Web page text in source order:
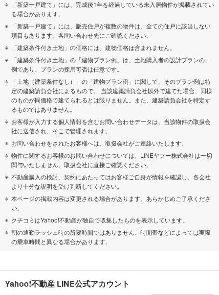
「新築一戸建て」には、完成後1年を経過している未入居物件が掲載されてい
る場合があります。
「新築一戸建て」には、販売住戸が複数の物件は、全ての住戸に該当しない
項目もあります。各問い合わせ先にご確認ください。
「建築条件付き土地」の価格には、建物価格は含まれません。
「建築条件付き土地」の「建物プラン例」は、土地購入者の設計プランの一
例であり、プランの採用可否は任意です。
「土地（建築条件なし）」の「建物プラン例」に関して、そのプラン例は特
定の建築請負会社によるもので、 当該建築請負会社以外で建てた場合、同様
のものが同価格で建てられるとは限りません。また、建築請負会社を特定す
るものではありません。
お客様が入力する個人情報を含むお問い合わせデータは、当該物件の取扱会
社に送信され、そこで管理されます。
お問い合わせをされたお客様へは、取扱会社がご連絡いたします。
物件に関するお客様のお問い合わせについては、LINEヤフー株式会社は一切
関与いたしません。取扱会社に直接ご確認ください。
不動産購入の検討、契約にあたってはお客様ご自身が情報を確認し、各会社
より十分な説明を受け判断してください。
本ページの掲載内容は変更される場合があります。あらかじめご了承くださ
い。
クチコミはYahoo!不動産が独自で収集したものを表示しています。
朝の通勤ラッシュ時の所要時間ではありません。時間帯などによっては実際
の乗車時間と異なる場合があります。
Yahoo!不動産 LINE公式アカウント